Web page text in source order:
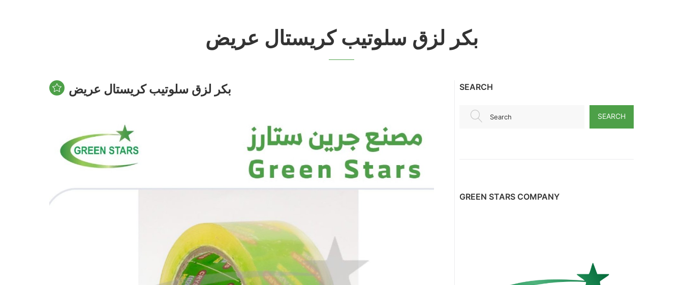
بكر لزق سلوتيب كريستال عريض
بكر لزق سلوتيب كريستال عريض SEARCH
Search SEARCH
GREEN STARS COMPANY